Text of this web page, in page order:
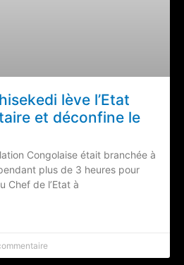
lève l’Etat
et déconfine le
Congolaise était branchée à
plus de 3 heures pour
Chef de l’Etat à